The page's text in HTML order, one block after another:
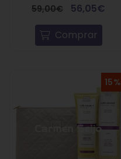
59,00€
56,05€
Comprar
15%